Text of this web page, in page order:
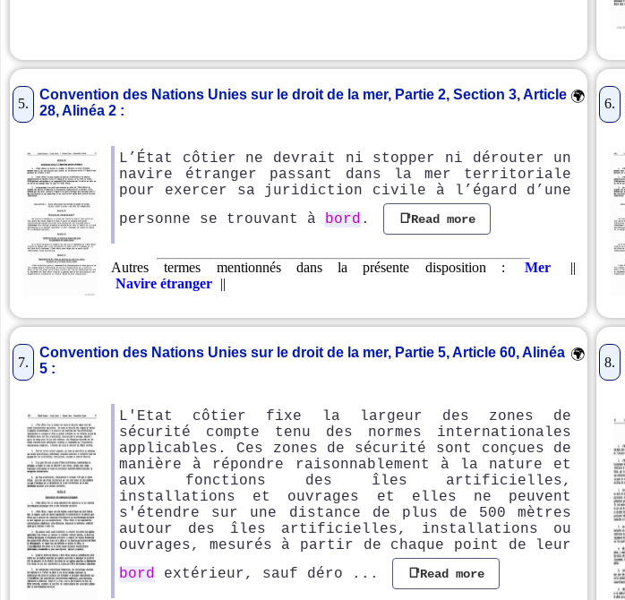
5.
Convention des Nations Unies sur le droit de la mer, Partie 2, Section 3, Article
28, Alinéa 2 :
🌍
L’État côtier ne devrait ni stopper ni dérouter un
navire étranger passant dans la mer territoriale
pour exercer sa juridiction civile à l’égard d’une
personne se trouvant à bord . 📑Read more
Autres termes mentionnés dans la présente disposition : Mer
||
Navire étranger ||
6.
7.
Convention des Nations Unies sur le droit de la mer, Partie 5, Article 60, Alinéa
5 :
🌍
L'Etat côtier fixe la largeur des zones de
sécurité compte tenu des normes internationales
applicables. Ces zones de sécurité sont conçues de
manière à répondre raisonnablement à la nature et
aux fonctions des îles artificielles,
installations et ouvrages et elles ne peuvent
s'étendre sur une distance de plus de 500 mètres
autour des îles artificielles, installations ou
ouvrages, mesurés à partir de chaque point de leur
bord extérieur, sauf déro ... 📑Read more
8.